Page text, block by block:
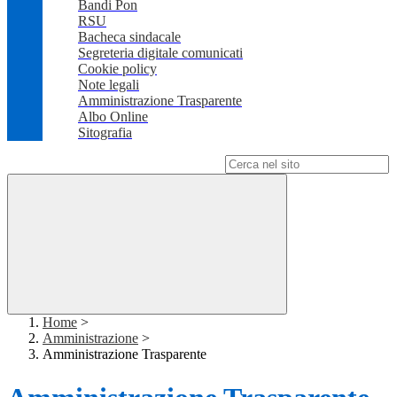
Bandi Pon
RSU
Bacheca sindacale
Segreteria digitale comunicati
Cookie policy
Note legali
Amministrazione Trasparente
Albo Online
Sitografia
Home >
Amministrazione >
Amministrazione Trasparente